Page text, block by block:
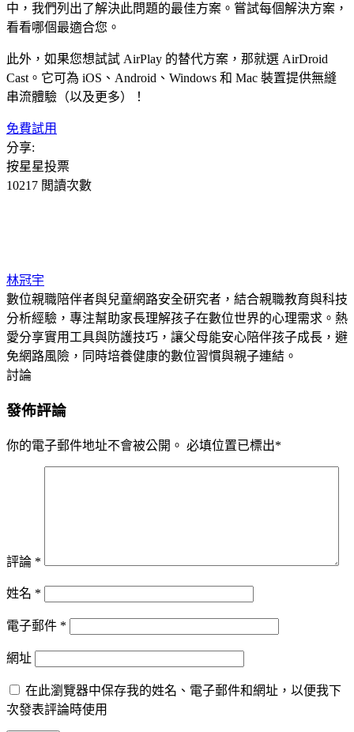
中，我們列出了解決此問題的最佳方案。嘗試每個解決方案，
看看哪個最適合您。
此外，如果您想試試 AirPlay 的替代方案，那就選 AirDroid
Cast。它可為 iOS、Android、Windows 和 Mac 裝置提供無縫
串流體驗（以及更多）！
免費試用
分享:
按星星投票
10217 閲讀次數
林冠宇
數位親職陪伴者與兒童網路安全研究者，結合親職教育與科技
分析經驗，專注幫助家長理解孩子在數位世界的心理需求。熱
愛分享實用工具與防護技巧，讓父母能安心陪伴孩子成長，避
免網路風險，同時培養健康的數位習慣與親子連結。
討論
發佈評論
你的電子郵件地址不會被公開。 必填位置已標出*
評論 *
姓名 *
電子郵件 *
網址
在此瀏覽器中保存我的姓名、電子郵件和網址，以便我下
次發表評論時使用